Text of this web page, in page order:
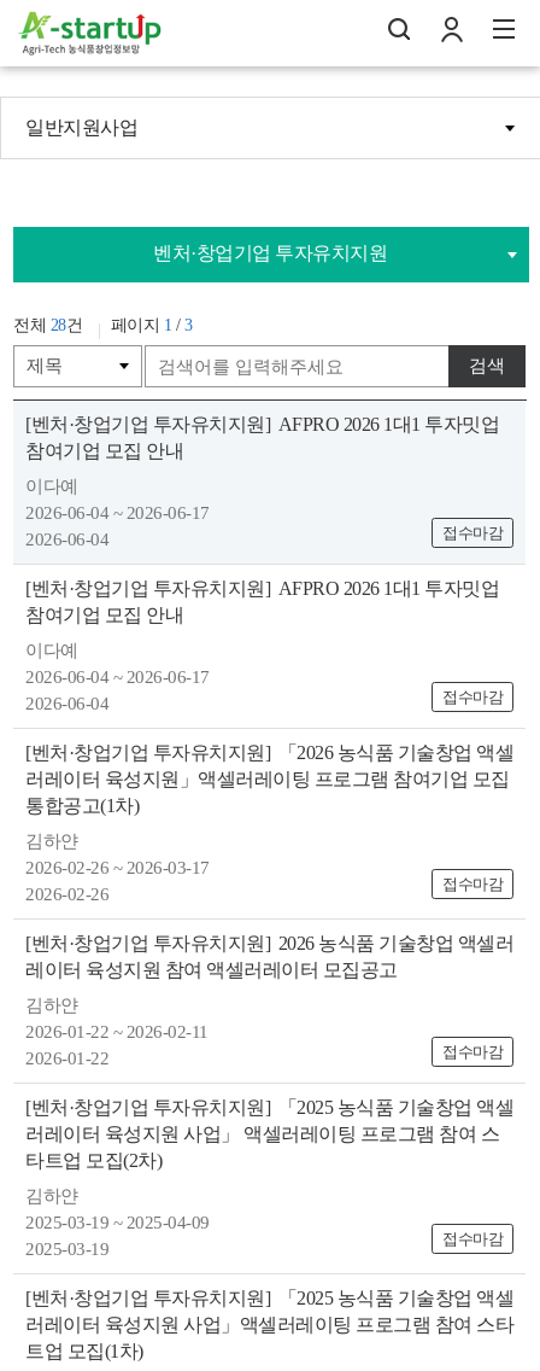
창
그
인
체
메
뉴
일반지원사업
벤처·창업기업 투자유치지원
전체 28건 페이지 1 / 3
검색
[벤처·창업기업 투자유치지원] AFPRO 2026 1대1 투자밋업
참여기업 모집 안내
이다예
2026-06-04 ~ 2026-06-17
2026-06-04
접수마감
[벤처·창업기업 투자유치지원] AFPRO 2026 1대1 투자밋업
참여기업 모집 안내
이다예
2026-06-04 ~ 2026-06-17
2026-06-04
접수마감
[벤처·창업기업 투자유치지원]
「2026 농식품 기술창업 액셀
러레이터 육성지원」액셀러레이팅 프로그램 참여기업 모집
통합공고(1차)
김하얀
2026-02-26 ~ 2026-03-17
2026-02-26
접수마감
[벤처·창업기업 투자유치지원] 2026 농식품 기술창업 액셀러
레이터 육성지원 참여 액셀러레이터 모집공고
김하얀
2026-01-22 ~ 2026-02-11
2026-01-22
접수마감
[벤처·창업기업 투자유치지원]
「2025 농식품 기술창업 액셀
러레이터 육성지원 사업」 액셀러레이팅 프로그램 참여 스
타트업 모집(2차)
김하얀
2025-03-19 ~ 2025-04-09
2025-03-19
접수마감
[벤처·창업기업 투자유치지원]
「2025 농식품 기술창업 액셀
러레이터 육성지원 사업」액셀러레이팅 프로그램 참여 스타
트업 모집(1차)